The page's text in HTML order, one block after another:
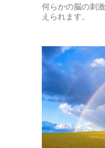
何らかの脳の刺
えられます。